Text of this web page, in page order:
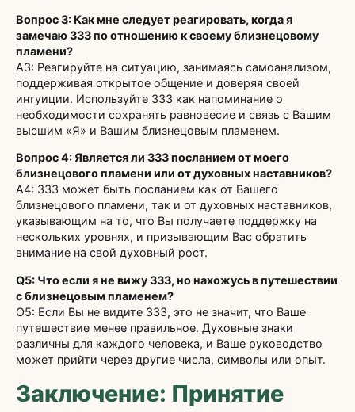
Вопрос 3: Как мне следует реагировать, когда я
замечаю 333 по отношению к своему близнецовому
пламени?
A3: Реагируйте на ситуацию, занимаясь самоанализом,
поддерживая открытое общение и доверяя своей
интуиции. Используйте 333 как напоминание о
необходимости сохранять равновесие и связь с Вашим
высшим «Я» и Вашим близнецовым пламенем.
Вопрос 4: Является ли 333 посланием от моего
близнецового пламени или от духовных наставников?
A4: 333 может быть посланием как от Вашего
близнецового пламени, так и от духовных наставников,
указывающим на то, что Вы получаете поддержку на
нескольких уровнях, и призывающим Вас обратить
внимание на свой духовный рост.
Q5: Что если я не вижу 333, но нахожусь в путешествии
с близнецовым пламенем?
О5: Если Вы не видите 333, это не значит, что Ваше
путешествие менее правильное. Духовные знаки
различны для каждого человека, и Ваше руководство
может прийти через другие числа, символы или опыт.
Заключение: Принятие